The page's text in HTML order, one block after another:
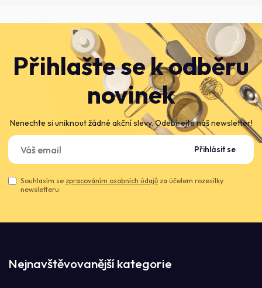
Přihlašte se k odběru
novinek
Nenechte si uniknout žádné akční slevy. Odebírejte náš newsletter!
Přihlásit se
Souhlasím se zpracováním osobních údajů za účelem rozesílky
newsletteru.
Nejnavštěvovanější kategorie